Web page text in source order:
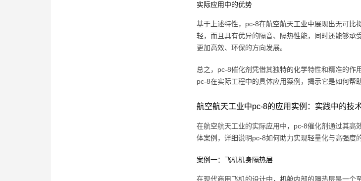
实际应用中的优势
基于上述特性，pc-8在航空航天工业中展现出无可
轻，而且具有优异的隔音、隔热性能，同时还能够承
更加高效、环保的方向发展。
总之，pc-8催化剂凭借其独特的化学特性和精准的
pc-8在实际工程中的具体应用案例，揭示它是如何帮
航空航天工业中pc-8的应用实例：实践中的技
在航空航天工业的实际应用中，pc-8催化剂通过其高
体案例，详细说明pc-8如何助力实现轻量化与高强度
案例一：飞机机身隔热层
在现代商用飞机的设计中，机舱内部的隔热层是一